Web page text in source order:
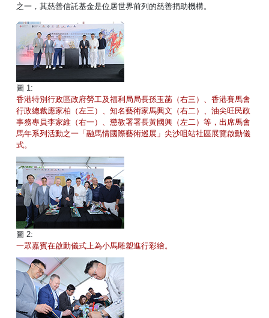
之一，其慈善信託基金是位居世界前列的慈善捐助機構。
圖 1:
香港特別行政區政府勞工及福利局局長孫玉菡（右三）、香港賽馬會
行政總裁應家柏（左三）、知名藝術家馬興文（右二）、油尖旺民政
事務專員李家維（右一）、懲教署署長黃國興（左二）等，出席馬會
馬年系列活動之一「融馬情國際藝術巡展」尖沙咀站社區展覽啟動儀
式。
圖 2:
一眾嘉賓在啟動儀式上為小馬雕塑進行彩繪。